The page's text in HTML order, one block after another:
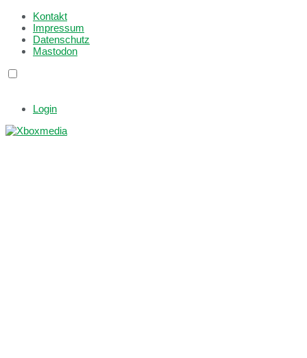
Kontakt
Impressum
Datenschutz
Mastodon
Login